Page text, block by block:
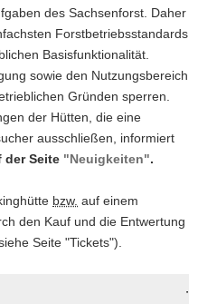
des Sachsenforst. Daher
Forstbetriebsstandards
Basisfunktionalität.
sowie den Nutzungsbereich
Gründen sperren.
der Hütten, die eine
ausschließen, informiert
der Seite "Neuigkeiten".
bzw. auf einem
den Kauf und die Entwertung
Seite "Tickets").